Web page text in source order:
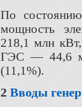
По
мощность
218,1 млн
ГЭС — 44,6
(11,1%).
2 Вводы